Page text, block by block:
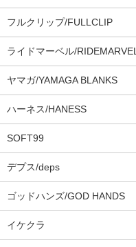
フルクリップ/FULLCLIP
ライドマーベル/RIDEMARVEL
ヤマガ/YAMAGA BLANKS
ハーネス/HANESS
SOFT99
デプス/deps
ゴッドハンズ/GOD HANDS
イケクラ